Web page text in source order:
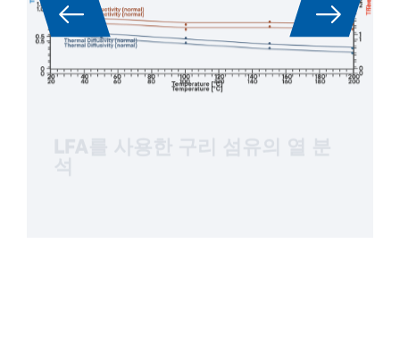
LFA를 사용한 구리 섬유의 열 분
애플리케이션